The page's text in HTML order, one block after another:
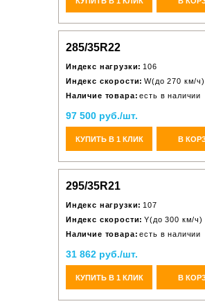
285/35R22
Индекс нагрузки: 106
Индекс скорости: W(до 270 км/ч)
Наличие товара: есть в наличии
97 500 руб./шт.
КУПИТЬ В 1 КЛИК В
295/35R21
Индекс нагрузки: 107
Индекс скорости: Y(до 300 км/ч)
Наличие товара: есть в наличии
31 862 руб./шт.
КУПИТЬ В 1 КЛИК В